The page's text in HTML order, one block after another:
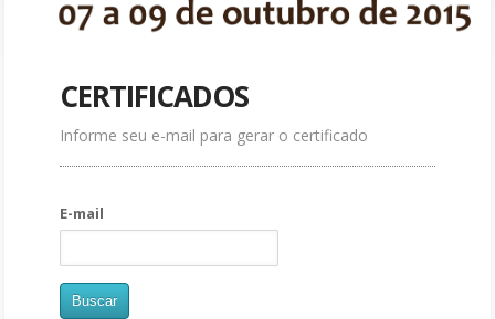
CERTIFICADOS
Informe seu e-mail para gerar o certificado
E-mail